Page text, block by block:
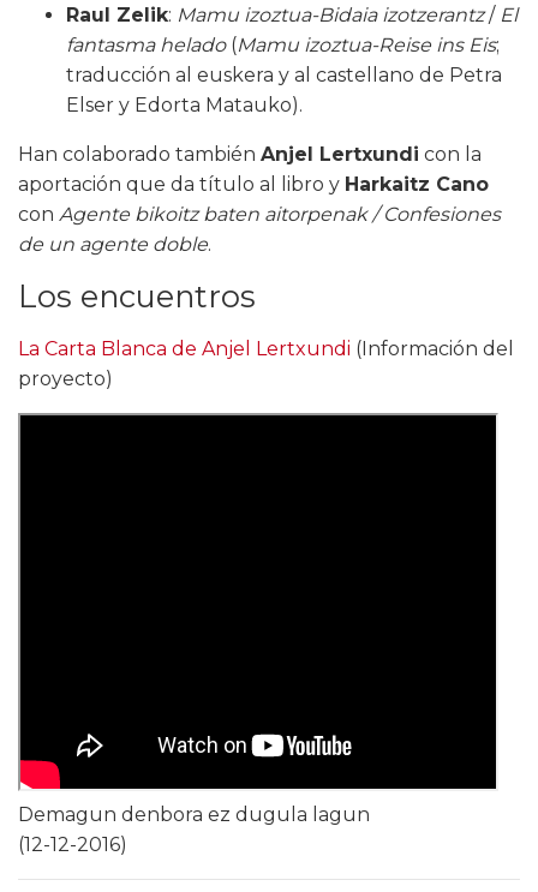
Raul Zelik: Mamu izoztua-Bidaia izotzerantz/ El
fantasma helado(Mamu izoztua-Reise ins Eis;
traducción al euskera y al castellano de Petra
Elser y Edorta Matauko).
Han colaborado también Anjel Lertxundi con la
aportación que da título al libro y Harkaitz Cano
con Agente bikoitz baten aitorpenak / Confesiones
de un agente doble.
Los encuentros
La Carta Blanca de Anjel Lertxundi (Información del
proyecto)
Demagun denbora ez dugula lagun
(12-12-2016)